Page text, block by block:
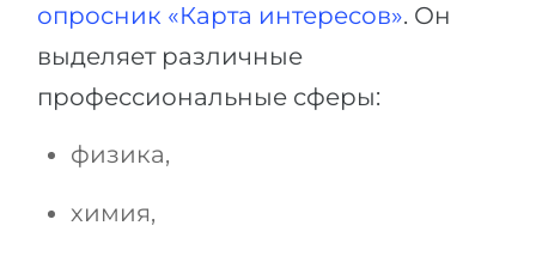
опросник «Карта интересов». Он
выделяет различные
профессиональные сферы:
физика,
химия,